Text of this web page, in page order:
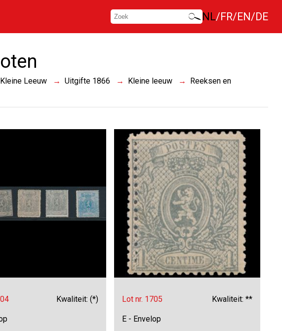
NL FR EN DE
Leeuw Uitgifte 1866 Kleine leeuw
Reeksen en
Kwaliteit: (*) Lot nr. 1705 Kwaliteit: **
E - Envelop